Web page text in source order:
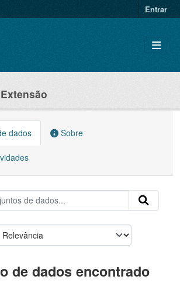
Entrar
Extensão
dados Sobre
de dados encontrado